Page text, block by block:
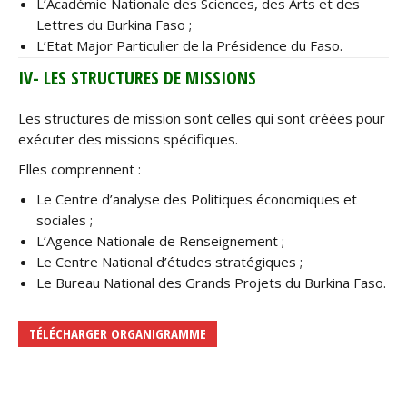
L’Académie Nationale des Sciences, des Arts et des
Lettres du Burkina Faso ;
L’Etat Major Particulier de la Présidence du Faso.
IV- LES STRUCTURES DE MISSIONS
Les structures de mission sont celles qui sont créées pour
exécuter des missions spécifiques.
Elles comprennent :
Le Centre d’analyse des Politiques économiques et
sociales ;
L’Agence Nationale de Renseignement ;
Le Centre National d’études stratégiques ;
Le Bureau National des Grands Projets du Burkina Faso.
TÉLÉCHARGER ORGANIGRAMME